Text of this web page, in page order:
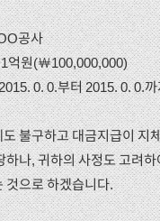
공사
억원(￦100,000,000)
0. 0.부터 2015. 0. 0.
불구하고 대금지급이 지
하나, 귀하의 사정도 고려
것으로 하겠습니다.